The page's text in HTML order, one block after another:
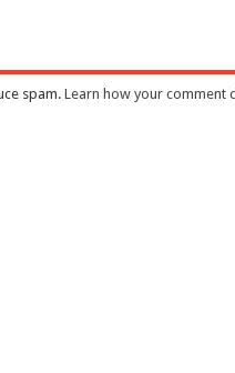
spam. Learn how your comment